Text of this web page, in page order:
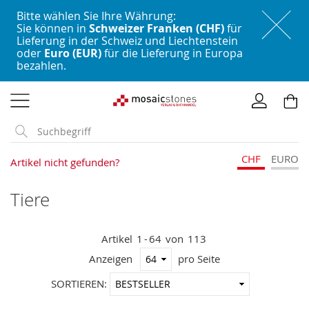
Bitte wählen Sie Ihre Währung:
Sie können in Schweizer Franken (CHF)für
Lieferung in der Schweiz und Liechtenstein
oder Euro (EUR)für die Lieferung in Europa
bezahlen.
zum
Inhalt
Artikel nicht gefunden? CHF EURO
Tiere
Artikel 1 -64 von 113
Anzeigen
pro Seite
SORTIEREN: